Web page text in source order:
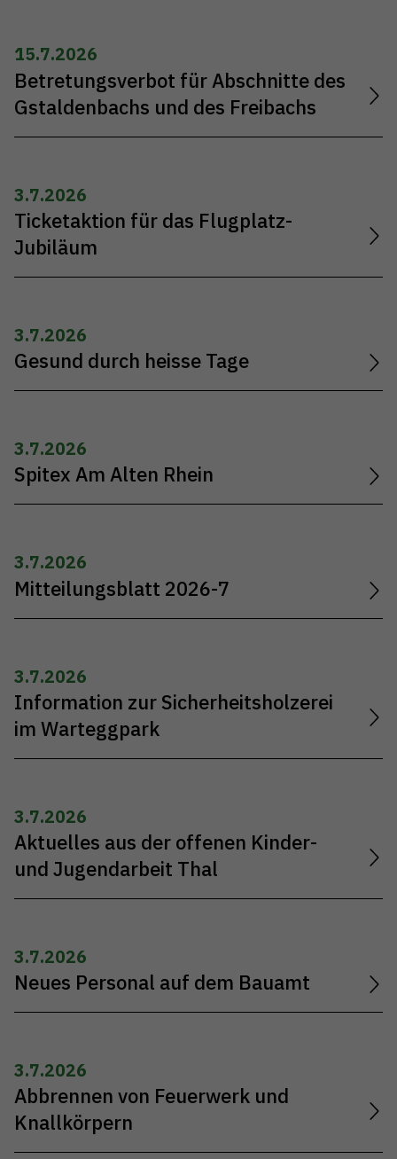
15.7.2026
Betretungsverbot für Abschnitte des
Gstaldenbachs und des Freibachs
3.7.2026
Ticketaktion für das Flugplatz-
Jubiläum
3.7.2026
Gesund durch heisse Tage
3.7.2026
Spitex Am Alten Rhein
3.7.2026
Mitteilungsblatt 2026-7
3.7.2026
Information zur Sicherheitsholzerei
im Warteggpark
3.7.2026
Aktuelles aus der offenen Kinder-
und Jugendarbeit Thal
3.7.2026
Neues Personal auf dem Bauamt
3.7.2026
Abbrennen von Feuerwerk und
Knallkörpern